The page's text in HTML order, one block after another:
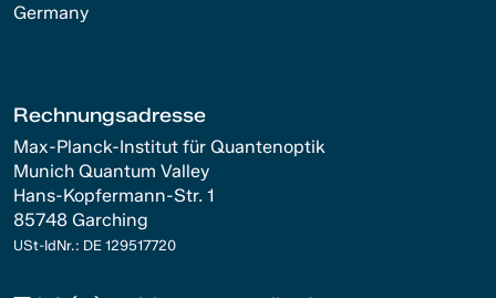
Germany
Rechnungsadresse
Max-Planck-Institut für Quantenoptik
Munich Quantum Valley
Hans-Kopfermann-Str. 1
85748 Garching
USt-IdNr.: DE 129517720